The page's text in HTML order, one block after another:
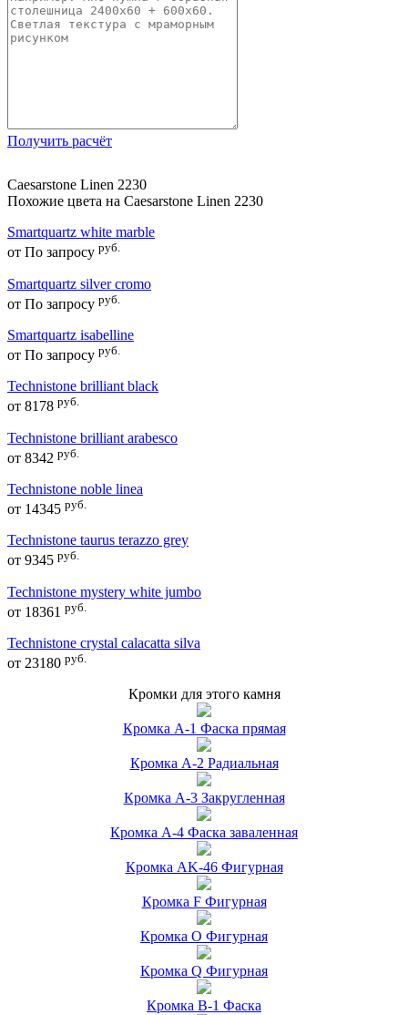
Получить расчёт
Caesarstone Linen 2230
Похожие цвета на Caesarstone Linen 2230
Smartquartz white marble
от По запросу руб.
Smartquartz silver cromo
от По запросу руб.
Smartquartz isabelline
от По запросу руб.
Technistone brilliant black
от 8178 руб.
Technistone brilliant arabesco
от 8342 руб.
Technistone noble linea
от 14345 руб.
Technistone taurus terazzo grey
от 9345 руб.
Technistone mystery white jumbo
от 18361 руб.
Technistone crystal calacatta silva
от 23180 руб.
Кромки для этого камня
Кромка А-1 Фаска прямая
Кромка А-2 Радиальная
Кромка А-3 Закругленная
Кромка А-4 Фаска заваленная
Кромка AK-46 Фигурная
Кромка F Фигурная
Кромка O Фигурная
Кромка Q Фигурная
Кромка B-1 Фаска